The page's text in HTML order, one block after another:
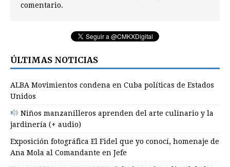
comentario.
ÚLTIMAS NOTICIAS
ALBA Movimientos condena en Cuba políticas de Estados
Unidos
Niños manzanilleros aprenden del arte culinario y la
jardinería (+ audio)
Exposición fotográfica El Fidel que yo conocí, homenaje de
Ana Mola al Comandante en Jefe